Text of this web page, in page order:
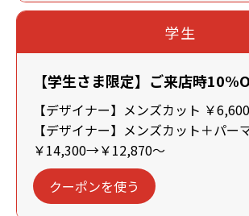
学生
【学生さま限定】ご来店時
【デザイナー】メンズカット ￥
【デザイナー】メンズカット＋パー
￥14,300→￥12,870～
クーポンを使う